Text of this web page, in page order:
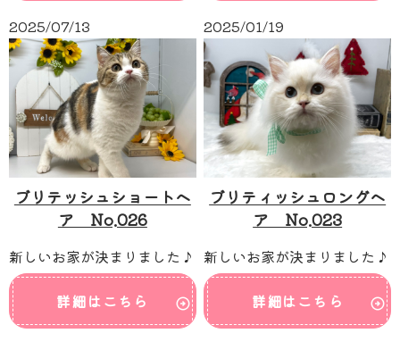
2025/07/13
ブリテッシュショートヘ
ア No.026
新しいお家が決まりました♪
詳細はこちら
2025/01/19
ブリティッシュロングヘ
ア No.023
新しいお家が決まりました♪
詳細はこちら